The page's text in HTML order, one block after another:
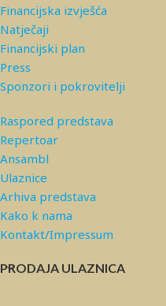
Financijska izvješća
Natječaji
Financijski plan
Press
Sponzori i pokrovitelji
Raspored predstava
Repertoar
Ansambl
Ulaznice
Arhiva predstava
Kako k nama
Kontakt/Impressum
PRODAJA ULAZNICA